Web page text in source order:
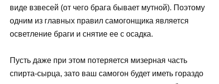
виде взвесей (от чего брага бывает мутной). Поэтому
одним из главных правил самогонщика является
осветление браги и снятие ее с осадка.
Пусть даже при этом потеряется мизерная часть
спирта-сырца, зато ваш самогон будет иметь гораздо